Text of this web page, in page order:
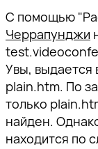
С помощью
Черрапунджи
Увы, выдается
plain.htm. По
только
найден.
находится по